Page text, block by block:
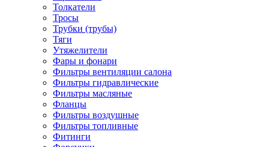
Толкатели
Тросы
Трубки (трубы)
Тяги
Утяжелители
Фары и фонари
Фильтры вентиляции салона
Фильтры гидравлические
Фильтры масляные
Фланцы
Фильтры воздушные
Фильтры топливные
Фитинги